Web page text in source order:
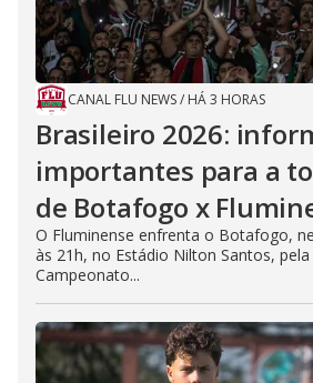
CANAL FLU NEWS/ HÁ 3 HORAS
Brasileiro 2026:
importantes para a
de Botafogo x
O Fluminense enfrenta o Botafogo,
às 21h, no Estádio Nilton Santos,
Campeonato...